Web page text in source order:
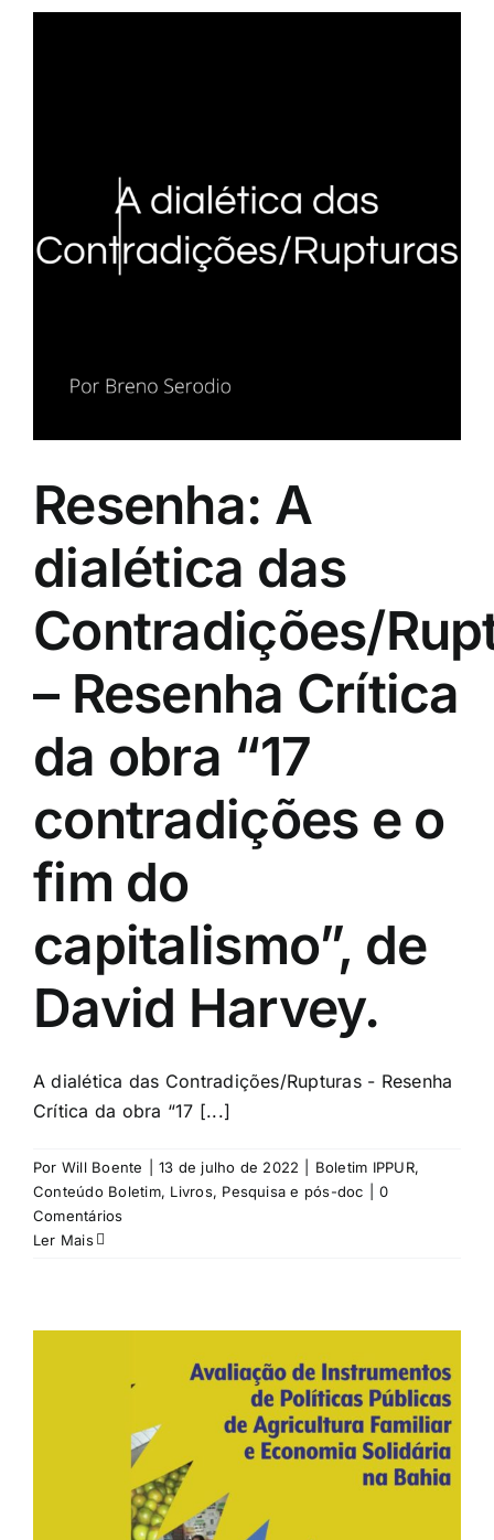
Resenha: A
dialética das
Contradições/
– Resenha Crítica
da obra “17
contradições e o
fim do
capitalismo”, de
David Harvey.
A dialética das Contradições/Rupturas - Resenha
Crítica da obra “17 [...]
Por Will Boente 13 de julho de 2022 Boletim IPPUR,
Conteúdo Boletim, Livros, Pesquisa e pós-doc
0
Comentários
Ler Mais